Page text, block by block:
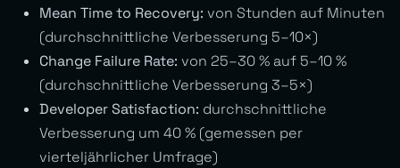
Mean Time to Recovery: von Stunden auf Minuten
(durchschnittliche Verbesserung 5–10×)
Change Failure Rate: von 25–30 % auf 5–10 %
(durchschnittliche Verbesserung 3–5×)
Developer Satisfaction: durchschnittliche
Verbesserung um 40 % (gemessen per
vierteljährlicher Umfrage)